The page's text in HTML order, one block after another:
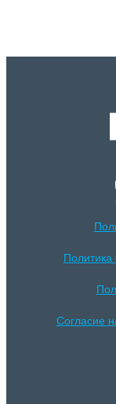
Согласие